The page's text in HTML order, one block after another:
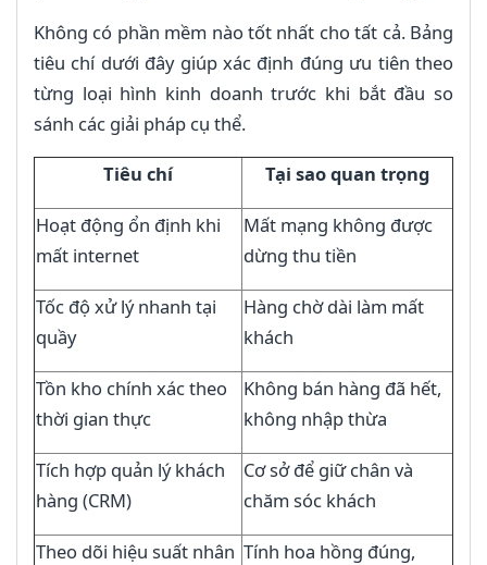
Không có phần mềm nào tốt nhất cho tất cả. Bảng
tiêu chí dưới đây giúp xác định đúng ưu tiên theo
từng loại hình kinh doanh trước khi bắt đầu so
sánh các giải pháp cụ thể.
Tiêu chí
Tại sao quan trọng
Hoạt động ổn định khi
mất internet
Mất mạng không được
dừng thu tiền
Tốc độ xử lý nhanh tại
quầy
Hàng chờ dài làm mất
khách
Tồn kho chính xác theo
thời gian thực
Không bán hàng đã hết,
không nhập thừa
Tích hợp quản lý khách
hàng (CRM)
Cơ sở để giữ chân và
chăm sóc khách
Theo dõi hiệu suất nhân Tính hoa hồng đúng,